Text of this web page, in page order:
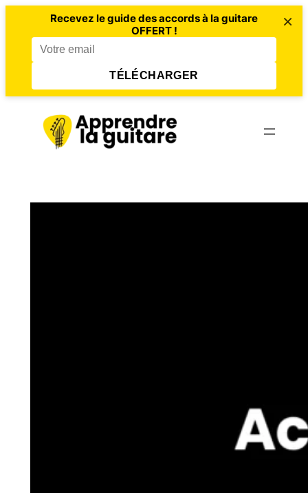
Recevez le guide des accords à la guitare
OFFERT !
TÉLÉCHARGER
×
contenu